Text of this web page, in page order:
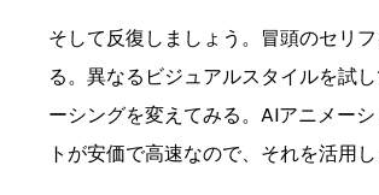
そして反復しましょう。冒頭のセリ
る。異なるビジュアルスタイルを試
ーシングを変えてみる。AIアニメー
トが安価で高速なので、それを活用し